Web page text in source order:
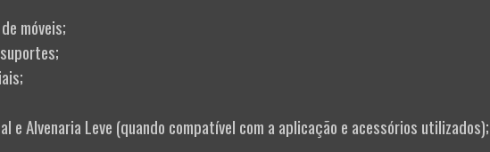
móveis;
e Alvenaria Leve (quando compatível com a aplicação e acessórios utilizados);